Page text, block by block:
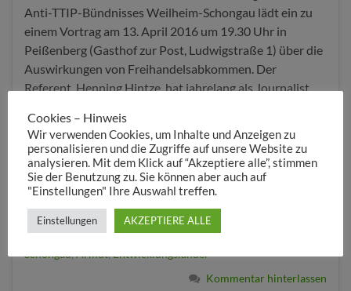
Anti-TTIP-Bündnisses Weilheim-Schongau lädt ein zu
einem Vortrag am 13. April 2016 um 19.30 Uhr in
Peißenberg (Gasthof zur Post, Ludwigstraße 1) über die
Auswirkungen von Freihandelsabkommen. Der
Referent, Henning Hintze, hat jahrelang als Journalist
Ländern gearbeitet. Er ist Mitglied des Arbeitskreises
Freihandelsfalle bei …
Weiterlesen
Schongau,Armut,Entwicklungsländer
Kommentar hinterlassen
Cookies – Hinweis
Wir verwenden Cookies, um Inhalte und Anzeigen zu
personalisieren und die Zugriffe auf unsere Website zu
analysieren. Mit dem Klick auf “Akzeptiere alle”, stimmen
Sie der Benutzung zu. Sie können aber auch auf
"Einstellungen" Ihre Auswahl treffen.
Einstellungen AKZEPTIERE ALLE